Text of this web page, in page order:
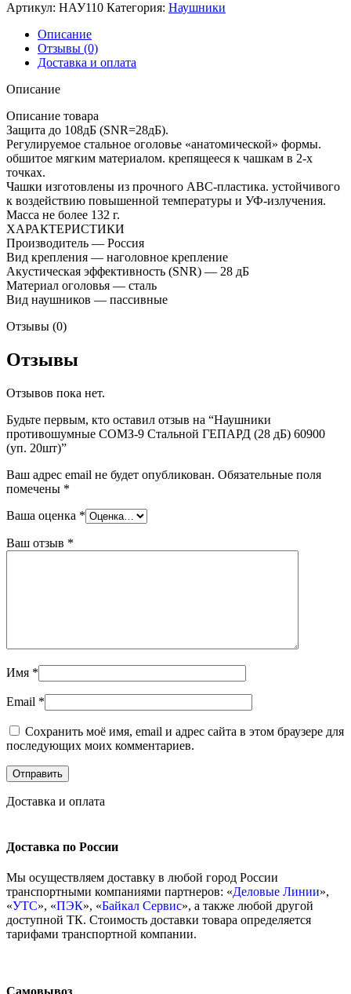
Артикул: НАУ110 Категория: Наушники
Описание
Отзывы (0)
Доставка и оплата
Описание
Описание товара
Защита до 108дБ (SNR=28дБ).
Регулируемое стальное оголовье «анатомической» формы.
обшитое мягким материалом. крепящееся к чашкам в 2-х
точках.
Чашки изготовлены из прочного АВС-пластика. устойчивого
к воздействию повышенной температуры и УФ-излучения.
Масса не более 132 г.
ХАРАКТЕРИСТИКИ
Производитель — Россия
Вид крепления — наголовное крепление
Акустическая эффективность (SNR) — 28 дБ
Материал оголовья — сталь
Вид наушников — пассивные
Отзывы (0)
Отзывы
Отзывов пока нет.
Будьте первым, кто оставил отзыв на “Наушники
противошумные СОМЗ-9 Стальной ГЕПАРД (28 дБ) 60900
(уп. 20шт)”
Ваш адрес email не будет опубликован. Обязательные поля
помечены *
Ваша оценка *
Ваш отзыв *
Имя *
Email *
Сохранить моё имя, email и адрес сайта в этом браузере для
последующих моих комментариев.
Доставка и оплата
Доставка по России
Мы осуществляем доставку в любой город России
транспортными компаниями партнеров: «Деловые Линии»,
«УТС», «ПЭК», «Байкал Сервис», а также любой другой
доступной ТК. Стоимость доставки товара определяется
тарифами транспортной компании.
Самовывоз